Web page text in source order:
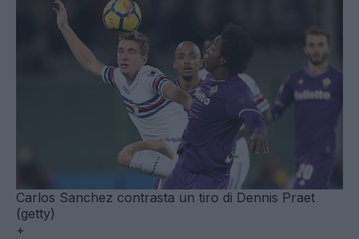
Carlos Sanchez contrasta un tiro di Dennis Praet
(getty)
+